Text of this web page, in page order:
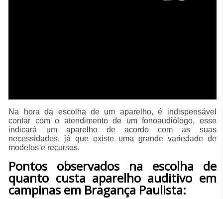
Na hora da escolha de um aparelho, é indispensável
contar com o atendimento de um fonoaudiólogo, esse
indicará um aparelho de acordo com as suas
necessidades, já que existe uma grande variedade de
modelos e recursos.
Pontos observados na escolha de
quanto custa aparelho auditivo em
campinas em Bragança Paulista: